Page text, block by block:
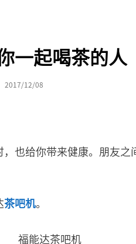
一起喝茶的人
2017/12/08
也给你带来健康。朋友
茶吧机。